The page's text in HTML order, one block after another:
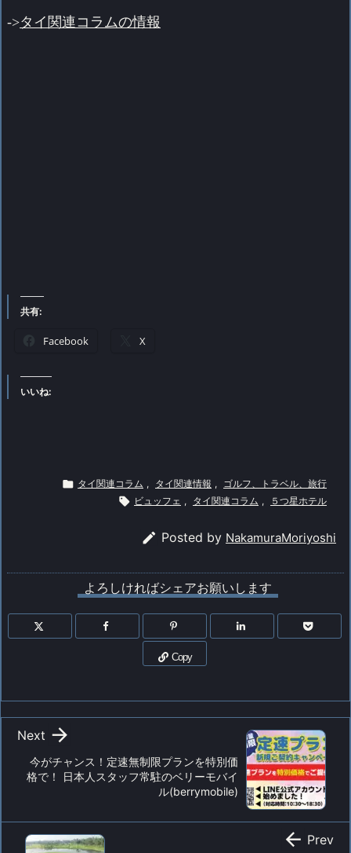
->タイ関連コラムの情報
共有:
Facebook X
いいね:
 タイ関連コラム , タイ関連情報 , ゴルフ、トラベル、旅行
 ビュッフェ , タイ関連コラム , ５つ星ホテル
 Posted by NakamuraMoriyoshi
よろしければシェアお願いします
Copy
今がチャンス！定速無制限プランを特別価
格で！ 日本人スタッフ常駐のベリーモバイ
ル(berrymobile)

Next
 Prev